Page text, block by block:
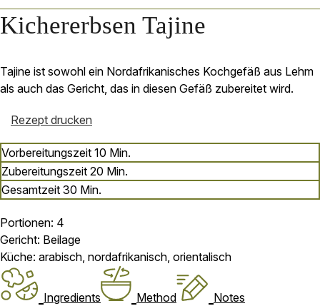
Kichererbsen Tajine
Tajine ist sowohl ein Nordafrikanisches Kochgefäß aus Lehm
als auch das Gericht, das in diesen Gefäß zubereitet wird.
Rezept drucken
Vorbereitungszeit 10 Minuten
Min.
Zubereitungszeit 20 Minuten
Min.
Gesamtzeit 30 Minuten
Min.
Portionen: 4
Gericht: Beilage
Küche: arabisch, nordafrikanisch, orientalisch
Ingredients Method Notes